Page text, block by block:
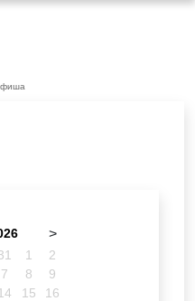
>
1
2
7 8
9
14 15
16